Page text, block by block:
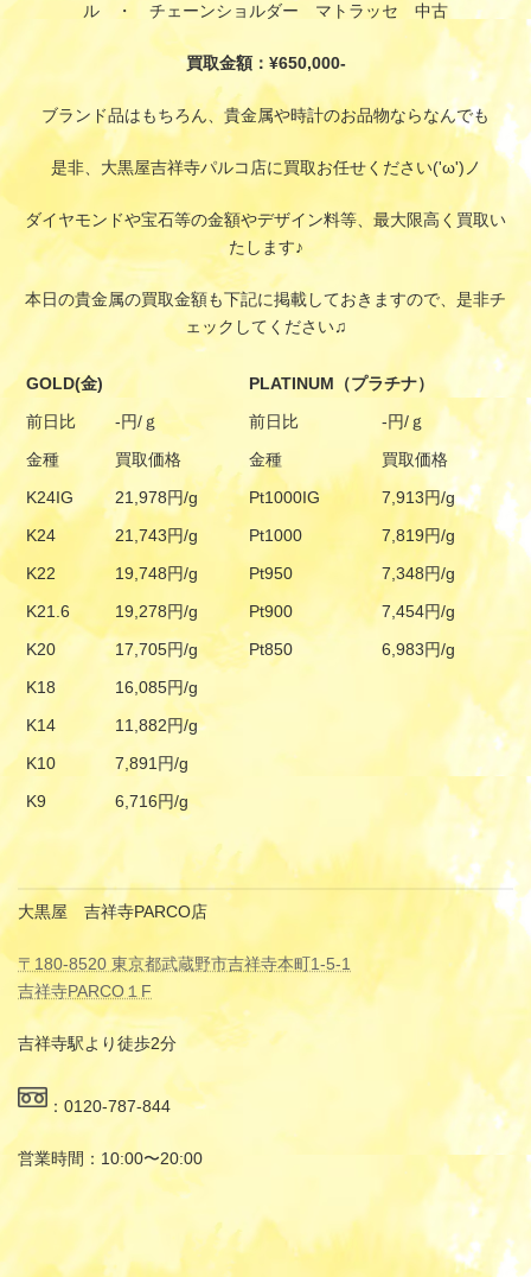
ル ・ チェーンショルダー マトラッセ 中古
買取金額：¥650,000-
ブランド品はもちろん、貴金属や時計のお品物ならなんでも
是非、大黒屋吉祥寺パルコ店に買取お任せください('ω')ノ
ダイヤモンドや宝石等の金額やデザイン料等、最大限高く買取い
たします♪
本日の貴金属の買取金額も下記に掲載しておきますので、是非チ
ェックしてください♫
GOLD(金)
PLATINUM（プラチナ）
前日比
-円/ｇ 前日比
-円/ｇ
金種
買取価格 金種
買取価格
K24IG
21,978円/g Pt1000IG
7,913円/g
K24
21,743円/g Pt1000
7,819円/g
K22
19,748円/g Pt950
7,348円/g
K21.6
19,278円/g Pt900
7,454円/g
K20
17,705円/g Pt850
6,983円/g
K18
16,085円/g
K14
11,882円/g
K10
7,891円/g
K9
6,716円/g
大黒屋 吉祥寺PARCO店
〒180-8520 東京都武蔵野市吉祥寺本町1-5-1
吉祥寺PARCO１F
吉祥寺駅より徒歩2分
：0120-787-844
営業時間：10:00〜20:00